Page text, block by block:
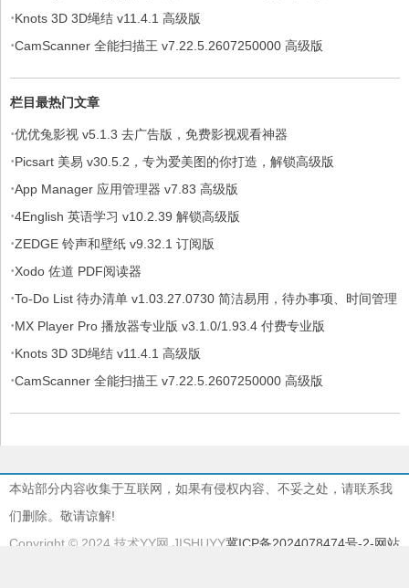
·Knots 3D 3D绳结 v11.4.1 高级版
·CamScanner 全能扫描王 v7.22.5.2607250000 高级版
栏目最热门文章
·优优兔影视 v5.1.3 去广告版，免费影视观看神器
·Picsart 美易 v30.5.2，专为爱美图的你打造，解锁高级版
·App Manager 应用管理器 v7.83 高级版
·4English 英语学习 v10.2.39 解锁高级版
·ZEDGE 铃声和壁纸 v9.32.1 订阅版
·Xodo 佐道 PDF阅读器
·To-Do List 待办清单 v1.03.27.0730 简洁易用，待办事项、时间管理
软件，解锁专业版
·MX Player Pro 播放器专业版 v3.1.0/1.93.4 付费专业版
·Knots 3D 3D绳结 v11.4.1 高级版
·CamScanner 全能扫描王 v7.22.5.2607250000 高级版
本站部分内容收集于互联网，如果有侵权内容、不妥之处，请联系我
们删除。敬请谅解!
Copyright © 2024 技术YY网 JISHUYY冀ICP备2024078474号-2-网站